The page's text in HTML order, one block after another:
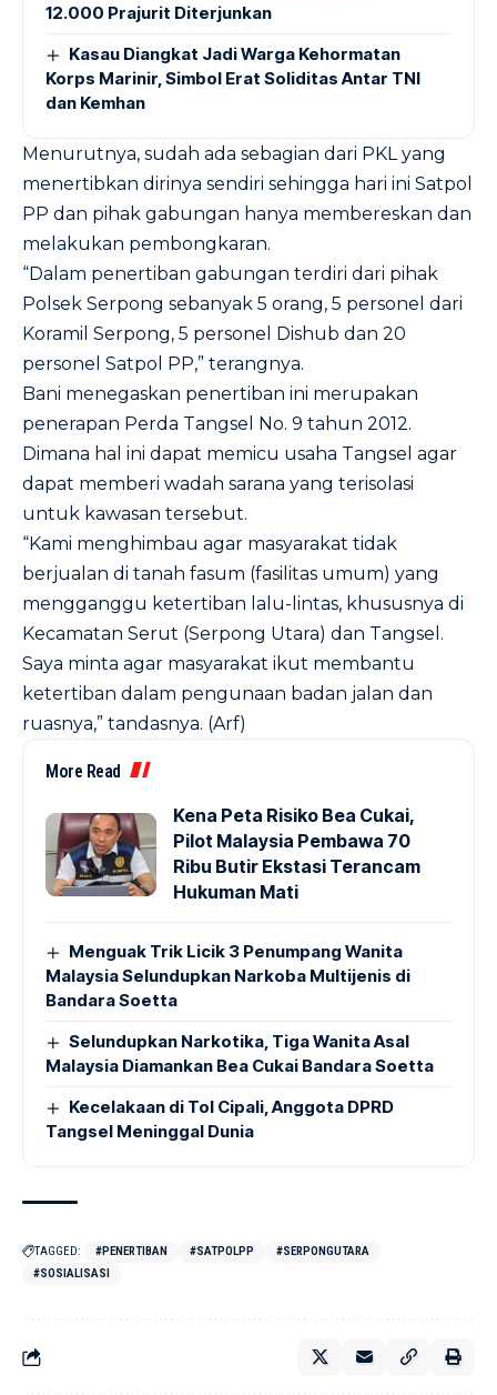
12.000 Prajurit Diterjunkan
Kasau Diangkat Jadi Warga Kehormatan
Korps Marinir, Simbol Erat Soliditas Antar TNI
dan Kemhan
Menurutnya, sudah ada sebagian dari PKL yang
menertibkan dirinya sendiri sehingga hari ini Satpol
PP dan pihak gabungan hanya membereskan dan
melakukan pembongkaran.
“Dalam penertiban gabungan terdiri dari pihak
Polsek Serpong sebanyak 5 orang, 5 personel dari
Koramil Serpong, 5 personel Dishub dan 20
personel Satpol PP,” terangnya.
Bani menegaskan penertiban ini merupakan
penerapan Perda Tangsel No. 9 tahun 2012.
Dimana hal ini dapat memicu usaha Tangsel agar
dapat memberi wadah sarana yang terisolasi
untuk kawasan tersebut.
“Kami menghimbau agar masyarakat tidak
berjualan di tanah fasum (fasilitas umum) yang
mengganggu ketertiban lalu-lintas, khususnya di
Kecamatan Serut (Serpong Utara) dan Tangsel.
Saya minta agar masyarakat ikut membantu
ketertiban dalam pengunaan badan jalan dan
ruasnya,” tandasnya. (Arf)
More Read
Kena Peta Risiko Bea Cukai,
Pilot Malaysia Pembawa 70
Ribu Butir Ekstasi Terancam
Hukuman Mati
Menguak Trik Licik 3 Penumpang Wanita
Malaysia Selundupkan Narkoba Multijenis di
Bandara Soetta
Selundupkan Narkotika, Tiga Wanita Asal
Malaysia Diamankan Bea Cukai Bandara Soetta
Kecelakaan di Tol Cipali, Anggota DPRD
Tangsel Meninggal Dunia
TAGGED: #PENERTIBAN #SATPOLPP
#SERPONGUTARA
#SOSIALISASI